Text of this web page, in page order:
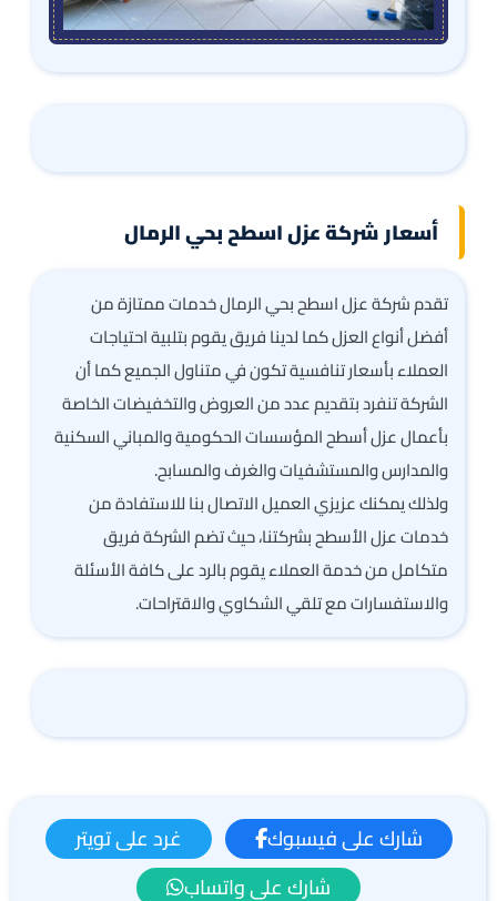
أسعار شركة عزل اسطح بحي الرمال
تقدم شركة عزل اسطح بحي الرمال خدمات ممتازة من
أفضل أنواع العزل كما لدينا فريق يقوم بتلبية احتياجات
العملاء بأسعار تنافسية تكون في متناول الجميع كما أن
الشركة تنفرد بتقديم عدد من العروض والتخفيضات الخاصة
بأعمال عزل أسطح المؤسسات الحكومية والمباني السكنية
والمدارس والمستشفيات والغرف والمسابح.
ولذلك يمكنك عزيزي العميل الاتصال بنا للاستفادة من
خدمات عزل الأسطح بشركتنا، حيث تضم الشركة فريق
متكامل من خدمة العملاء يقوم بالرد على كافة الأسئلة
والاستفسارات مع تلقي الشكاوي والاقتراحات.
شارك على فيسبوك
غرد على تويتر
شارك على واتساب